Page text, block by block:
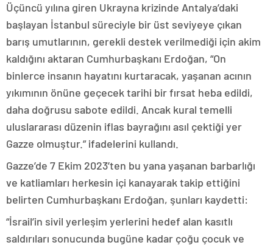
Üçüncü yılına giren Ukrayna krizinde Antalya’daki
başlayan İstanbul süreciyle bir üst seviyeye çıkan
barış umutlarının, gerekli destek verilmediği için akim
kaldığını aktaran Cumhurbaşkanı Erdoğan, “On
binlerce insanın hayatını kurtaracak, yaşanan acının
yıkımının önüne geçecek tarihi bir fırsat heba edildi,
daha doğrusu sabote edildi. Ancak kural temelli
uluslararası düzenin iflas bayrağını asıl çektiği yer
Gazze olmuştur.” ifadelerini kullandı.
Gazze’de 7 Ekim 2023’ten bu yana yaşanan barbarlığı
ve katliamları herkesin içi kanayarak takip ettiğini
belirten Cumhurbaşkanı Erdoğan, şunları kaydetti:
“İsrail’in sivil yerleşim yerlerini hedef alan kasıtlı
saldırıları sonucunda bugüne kadar çoğu çocuk ve